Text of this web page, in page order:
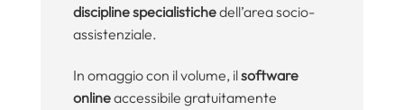
discipline specialistichedell’area socio-
assistenziale.
In omaggio con il volume, ilsoftware
onlineaccessibile gratuitamente